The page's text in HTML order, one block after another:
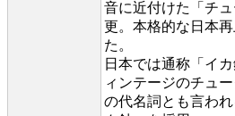
音に近付けた「チ
更。本格的な日本
た。
日本では通称「イ
ィンテージのチュ
の代名詞とも言わ